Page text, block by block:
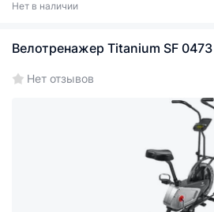
Нет в наличии
Велотренажер Titanium SF 0473
Нет отзывов